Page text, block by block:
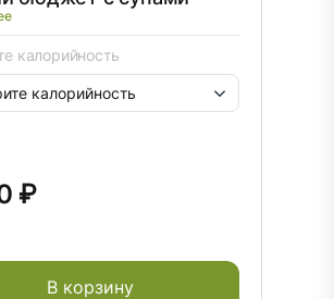
калорийность
₽
В корзину